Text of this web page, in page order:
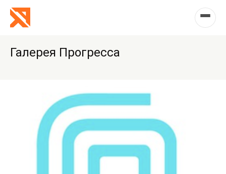
Галерея Прогресса